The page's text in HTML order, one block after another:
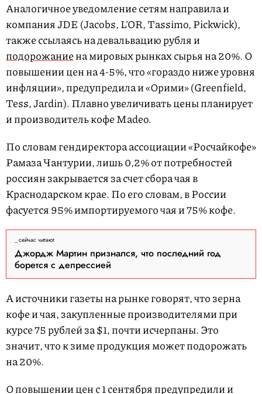
Аналогичное уведомление сетям направила и
компания JDE (Jacobs, L'OR, Tassimo, Pickwick),
также ссылаясь на девальвацию рубля и
подорожаниена мировых рынках сырья на 20%. О
повышении цен на 4-5%, что «гораздо ниже уровня
инфляции», предупредила и «Орими» (Greenfield,
Tess, Jardin). Плавно увеличивать цены планирует
и производитель кофе Madeo.
По словам гендиректора ассоциации «Росчайкофе»
Рамаза Чантурии, лишь 0,2% от потребностей
россиян закрывается за счет сбора чая в
Краснодарском крае. По его словам, в России
фасуется 95% импортируемого чая и 75% кофе.
сейчас читают
Джордж Мартин признался, что последний год
борется с депрессией
А источники газеты на рынке говорят, что зерна
кофе и чая, закупленные производителями при
курсе 75 рублей за $1, почти исчерпаны. Это
значит, что к зиме продукция может подорожать
на 20%.
О повышении цен с 1 сентября предупредили и